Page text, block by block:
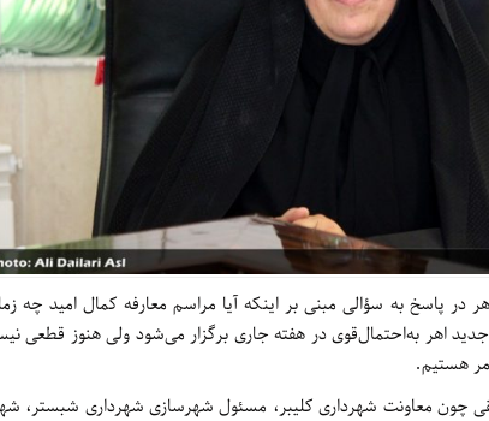
پاسخ به سؤالی مبنی بر اینکه آیا مراسم معارفه کمال امید چه
اهر به‌احتمال‌قوی در هفته جاری برگزار می‌شود ولی هنوز قطعی
هستیم.
چون معاونت شهرداری کلیبر، مسئول شهرسازی شهرداری شبستر،